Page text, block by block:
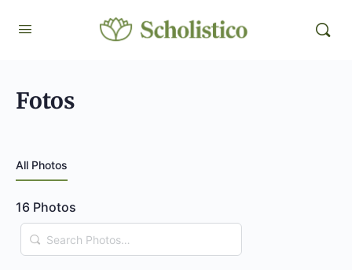
Fotos
All Photos
16 Photos
Search
Photos…